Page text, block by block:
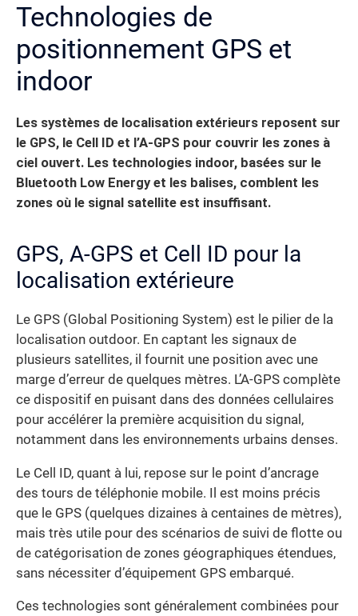
Technologies de
positionnement GPS et
indoor
Les systèmes de localisation extérieurs reposent sur
le GPS, le Cell ID et l’A-GPS pour couvrir les zones à
ciel ouvert. Les technologies indoor, basées sur le
Bluetooth Low Energy et les balises, comblent les
zones où le signal satellite est insuffisant.
GPS, A-GPS et Cell ID pour la
localisation extérieure
Le GPS (Global Positioning System) est le pilier de la
localisation outdoor. En captant les signaux de
plusieurs satellites, il fournit une position avec une
marge d’erreur de quelques mètres. L’A-GPS complète
ce dispositif en puisant dans des données cellulaires
pour accélérer la première acquisition du signal,
notamment dans les environnements urbains denses.
Le Cell ID, quant à lui, repose sur le point d’ancrage
des tours de téléphonie mobile. Il est moins précis
que le GPS (quelques dizaines à centaines de mètres),
mais très utile pour des scénarios de suivi de flotte ou
de catégorisation de zones géographiques étendues,
sans nécessiter d’équipement GPS embarqué.
Ces technologies sont généralement combinées pour